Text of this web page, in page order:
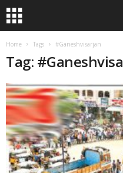
Home Tags #Ganeshvisarjan
Tag: